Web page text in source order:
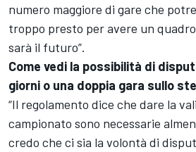
numero maggiore di gare che
troppo presto per avere un
sarà il futuro”.
Come vedi la possibilità di
giorni o una doppia gara sullo
“Il regolamento dice che dare la
campionato sono necessarie
credo che ci sia la volontà di